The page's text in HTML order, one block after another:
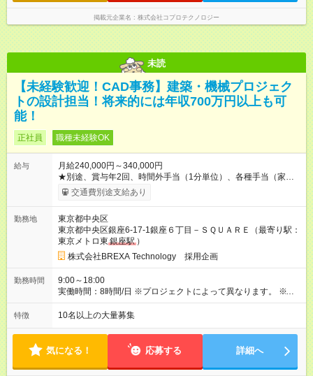
掲載元企業名 株式会社コプロテクノロジー
未読
【未経験歓迎！CAD事務】建築・機械プロジェク
トの設計担当！将来的には年収700万円以上も可
能！
正社員 職種未経験OK
給与
月給240,000円～340,000円
★別途、賞与年2回、時間外手当（1分単位）、各種手当（家
族、赴任等）が支給されます。 ★スキル・経験年数・年齢等も
考慮し、話し合いの上で決定します。 【試用期間】試用期間あ
す。
交通費別途支給あり
勤務地
東京都中央区
東京都中央区銀座6-17-1銀座６丁目－ＳＱＵＡＲＥ（最寄り駅：
東京メトロ東 銀座駅 ）
株式会社BREXA Technology 採用企画
勤務時間
9:00～18:00
実働時間：8時間/日 ※プロジェクトによって異なります。 ※サ
ービス残業はございません。残業代1分単位で支給。
特徴 10名以上の大量募集
気になる！ 応募する 詳細へ